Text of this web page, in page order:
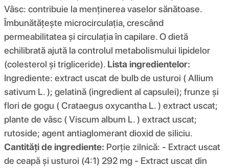
Vâsc: contribuie la menținerea vaselor sănătoase.
Îmbunătățește microcirculația, crescând
permeabilitatea și circulația în capilare. O dietă
echilibrată ajută la controlul metabolismului lipidelor
(colesterol și trigliceride). Lista ingredientelor:
Ingrediente: extract uscat de bulb de usturoi ( Allium
sativum L. ); gelatină (ingredient al capsulei); frunze și
flori de gogu ( Crataegus oxycantha L. ) extract uscat;
plante de vâsc ( Viscum album L. ) extract uscat;
rutoside; agent antiaglomerant dioxid de siliciu.
Cantități de ingrediente: Porție zilnică: - Extract uscat
de ceapă și usturoi (4:1) 292 mg - Extract uscat din